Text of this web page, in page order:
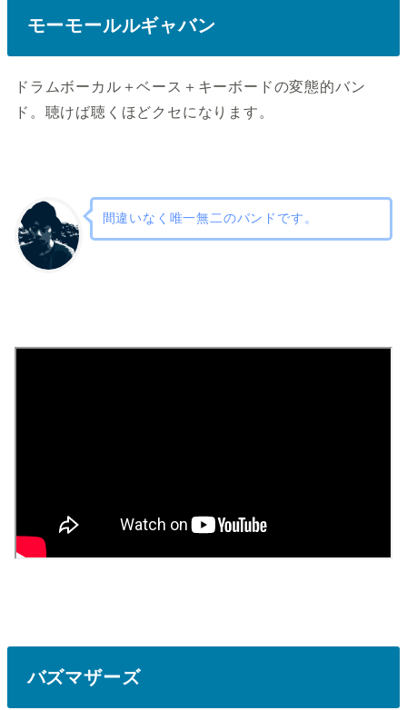
モーモールルギャバン
ドラムボーカル＋ベース＋キーボードの変態的バン
ド。聴けば聴くほどクセになります。
間違いなく唯一無二のバンドです。
バズマザーズ